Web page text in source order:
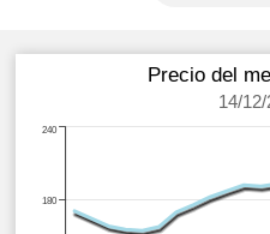
Precio del
14/
180
240